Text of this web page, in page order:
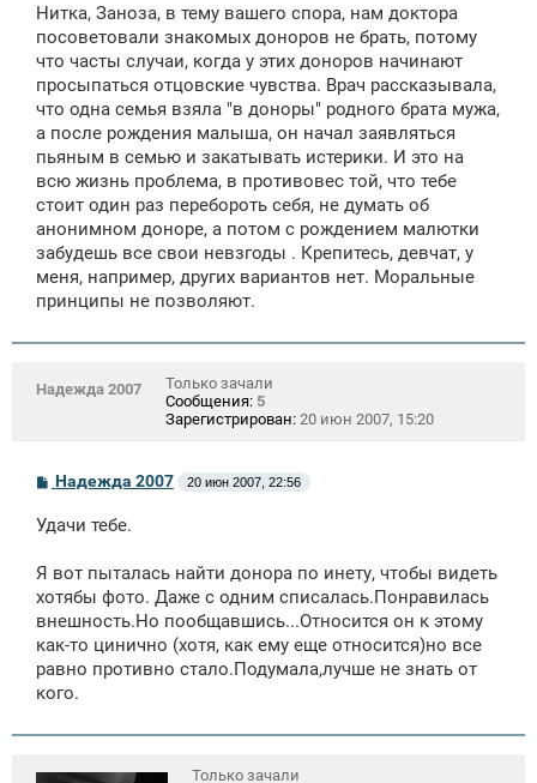
Нитка, Заноза, в тему вашего спора, нам доктора
посоветовали знакомых доноров не брать, потому
что часты случаи, когда у этих доноров начинают
просыпаться отцовские чувства. Врач рассказывала,
что одна семья взяла "в доноры" родного брата мужа,
а после рождения малыша, он начал заявляться
пьяным в семью и закатывать истерики. И это на
всю жизнь проблема, в противовес той, что тебе
стоит один раз перебороть себя, не думать об
анонимном доноре, а потом с рождением малютки
забудешь все свои невзгоды . Крепитесь, девчат, у
меня, например, других вариантов нет. Моральные
принципы не позволяют.
Надежда 2007
Только зачали
Сообщения: 5
Зарегистрирован: 20 июн 2007, 15:20
С
о
б
н
и
Надежда 2007 20 июн 2007, 22:56
Удачи тебе.
Я вот пыталась найти донора по инету, чтобы видеть
хотябы фото. Даже с одним списалась.Понравилась
внешность.Но пообщавшись...Относится он к этому
как-то цинично (хотя, как ему еще относится)но все
равно противно стало.Подумала,лучше не знать от
кого.
Только зачали